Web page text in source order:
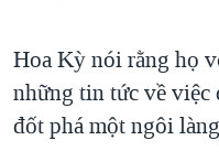
THỂ THAO
GIÁO DỤC
CHI PHÍ CHIẾN TRANH
CÁC GIÁ TRỊ CỘNG
Hoa Kỳ nói rằng họ
những tin tức về việc
đốt phá một ngôi